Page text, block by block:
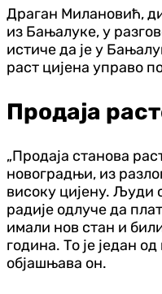
Драган Милановић,
из Бањалуке, у
истиче да је у
раст цијена управо
Продаја
„Продаја станова
новоградњи, из
високу цијену. Људи
радије одлуче да
имали нов стан и
година. То је један
објашњава он.